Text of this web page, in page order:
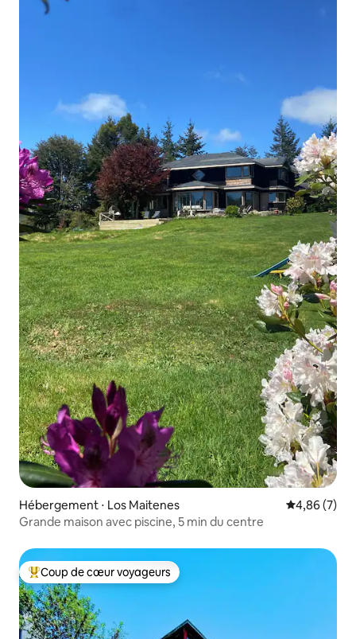
Hébergement ⋅ Los Maitenes Évaluation
4,86 (7)
Grande maison avec piscine, 5 min du centre
Coups de cœur voyageurs les plus appréciés
Coup de cœur voyageurs